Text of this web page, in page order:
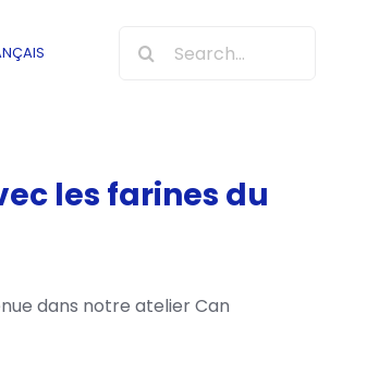
Search
les farines du
dans notre atelier Can